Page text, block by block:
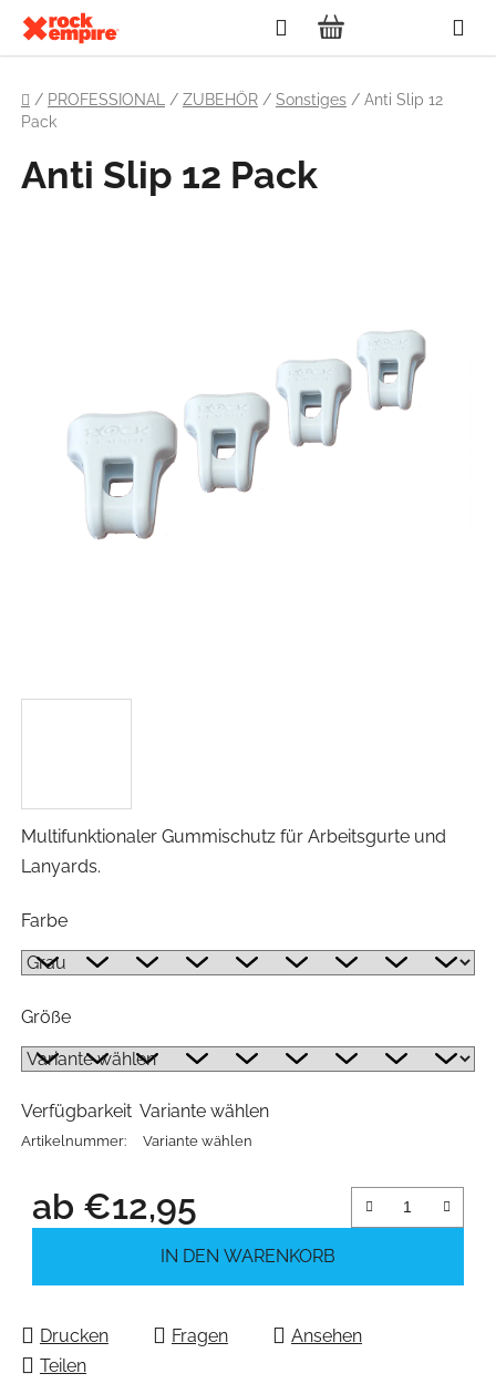
Inhalt
springen
Suchen
WARENKORB
Startseite
/ PROFESSIONAL / ZUBEHÖR / Sonstiges / Anti Slip 12
Pack
Multifunktionaler Gummischutz für Arbeitsgurte und
Lanyards.
Farbe
Größe
Verfügbarkeit Variante wählen
Artikelnummer: Variante wählen
ab €12,95
IN DEN WARENKORB
Drucken Fragen
Ansehen
Teilen
Anti Slip 12 Pack